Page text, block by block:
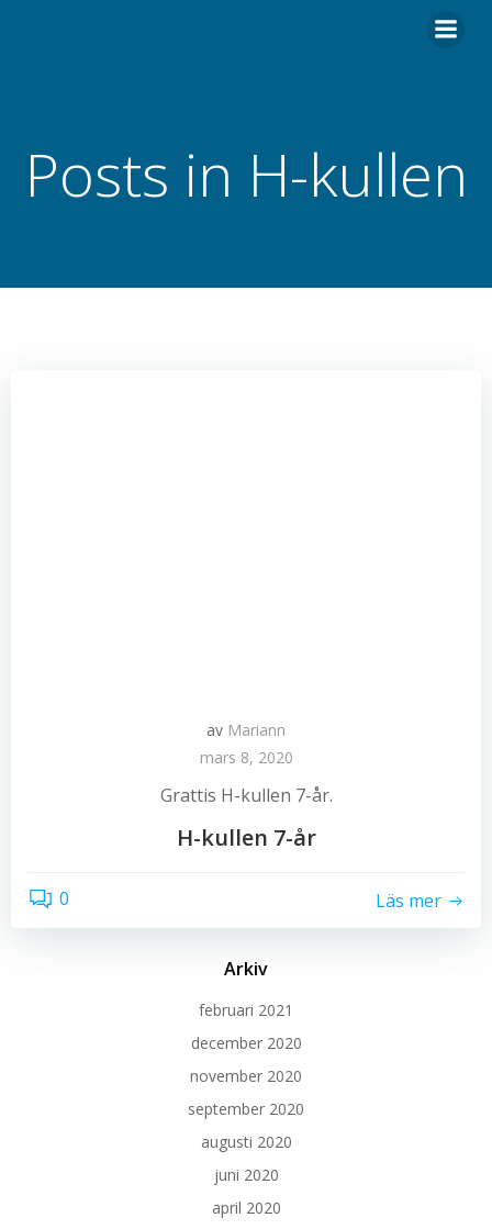
Posts in H-kullen
av Mariann
mars 8, 2020
Grattis H-kullen 7-år.
H-kullen 7-år
0 Läs mer
Arkiv
februari 2021
december 2020
november 2020
september 2020
augusti 2020
juni 2020
april 2020